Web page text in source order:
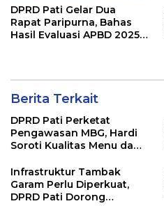
DPRD Pati Gelar Dua
Rapat Paripurna, Bahas
Hasil Evaluasi APBD 2025
Berita Terkait
DPRD Pati Perketat
Pengawasan MBG, Hardi
Soroti Kualitas Menu dan
Infrastruktur Tambak
Garam Perlu Diperkuat,
DPRD Pati Dorong